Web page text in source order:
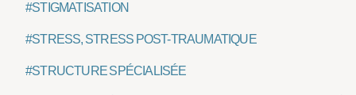
#STIGMATISATION
#STRESS, STRESS POST-TRAUMATIQUE
#STRUCTURE SPÉCIALISÉE